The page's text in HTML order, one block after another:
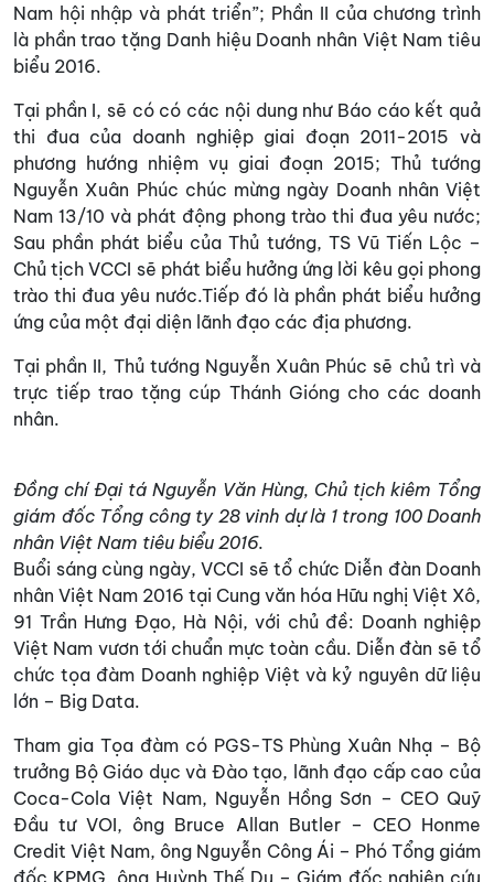
Nam hội nhập và phát triển”; Phần II của chương trình
là phần trao tặng Danh hiệu Doanh nhân Việt Nam tiêu
biểu 2016.
Tại phần I, sẽ có có các nội dung như Báo cáo kết quả
thi đua của doanh nghiệp giai đoạn 2011-2015 và
phương hướng nhiệm vụ giai đoạn 2015; Thủ tướng
Nguyễn Xuân Phúc chúc mừng ngày Doanh nhân Việt
Nam 13/10 và phát động phong trào thi đua yêu nước;
Sau phần phát biểu của Thủ tướng, TS Vũ Tiến Lộc –
Chủ tịch VCCI sẽ phát biểu hưởng ứng lời kêu gọi phong
trào thi đua yêu nước.Tiếp đó là phần phát biểu hưởng
ứng của một đại diện lãnh đạo các địa phương.
Tại phần II, Thủ tướng Nguyễn Xuân Phúc sẽ chủ trì và
trực tiếp trao tặng cúp Thánh Gióng cho các doanh
nhân.
Đồng chí Đại tá Nguyễn Văn Hùng, Chủ tịch kiêm Tổng
giám đốc Tổng công ty 28 vinh dự là 1 trong 100 Doanh
nhân Việt Nam tiêu biểu 2016.
Buổi sáng cùng ngày, VCCI sẽ tổ chức Diễn đàn Doanh
nhân Việt Nam 2016 tại Cung văn hóa Hữu nghị Việt Xô,
91 Trần Hưng Đạo, Hà Nội, với chủ đề: Doanh nghiệp
Việt Nam vươn tới chuẩn mực toàn cầu. Diễn đàn sẽ tổ
chức tọa đàm Doanh nghiệp Việt và kỷ nguyên dữ liệu
lớn – Big Data.
Tham gia Tọa đàm có PGS-TS Phùng Xuân Nhạ – Bộ
trưởng Bộ Giáo dục và Đào tạo, lãnh đạo cấp cao của
Coca-Cola Việt Nam, Nguyễn Hồng Sơn – CEO Quỹ
Đầu tư VOI, ông Bruce Allan Butler – CEO Honme
Credit Việt Nam, ông Nguyễn Công Ái – Phó Tổng giám
đốc KPMG, ông Huỳnh Thế Du – Giám đốc nghiên cứu